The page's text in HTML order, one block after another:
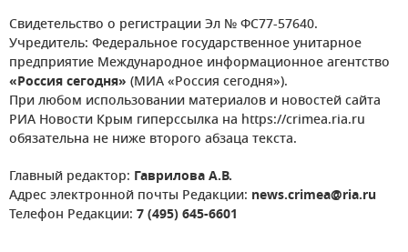
Свидетельство о регистрации Эл № ФС77-57640.
Учредитель: Федеральное государственное унитарное
предприятие Международное информационное агентство
«Россия сегодня» (МИА «Россия сегодня»).
При любом использовании материалов и новостей сайта
РИА Новости Крым гиперссылка на https://crimea.ria.ru
обязательна не ниже второго абзаца текста.
Главный редактор: Гаврилова А.В.
Адрес электронной почты Редакции: news.crimea@ria.ru
Телефон Редакции: 7 (495) 645-6601